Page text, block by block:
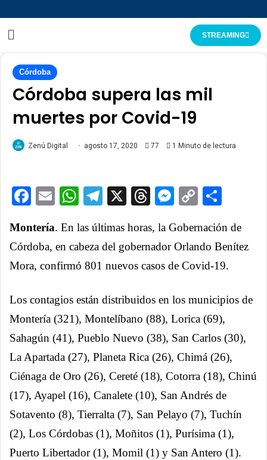
STREAMING
Córdoba
Córdoba supera las mil
muertes por Covid-19
Zenú Digital agosto 17, 2020 77 1 Minuto de lectura
Facebook
EmailWhatsApp
Telegram
X ThreadsCopy
Montería. En las últimas horas, la Gobernación de
Córdoba, en cabeza del gobernador Orlando Benítez
Mora, confirmó 801 nuevos casos de Covid-19.
Los contagios están distribuidos en los municipios de
Montería (321), Montelíbano (88), Lorica (69),
Sahagún (41), Pueblo Nuevo (38), San Carlos (30),
La Apartada (27), Planeta Rica (26), Chimá (26),
Ciénaga de Oro (26), Cereté (18), Cotorra (18), Chinú
(17), Ayapel (16), Canalete (10), San Andrés de
Sotavento (8), Tierralta (7), San Pelayo (7), Tuchín
(2), Los Córdobas (1), Moñitos (1), Purísima (1),
Puerto Libertador (1), Momil (1) y San Antero (1).